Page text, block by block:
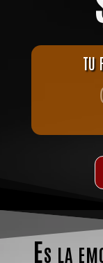
TU
Es la